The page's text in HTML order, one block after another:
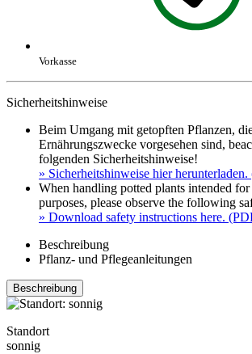
Vorkasse
Sicherheitshinweise
Beim Umgang mit getopften Pflanzen,
Ernährungszwecke vorgesehen sind,
folgenden Sicherheitshinweise!
» Sicherheitshinweise hier
When handling potted plants intended
purposes, please observe the following
» Download safety instructions here.
Beschreibung
Pflanz- und Pflegeanleitungen
Beschreibung
Standort
sonnig